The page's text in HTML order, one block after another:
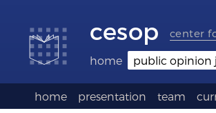
content
(Seletor
idioma)
cesop center
home public opinion
home presentation team